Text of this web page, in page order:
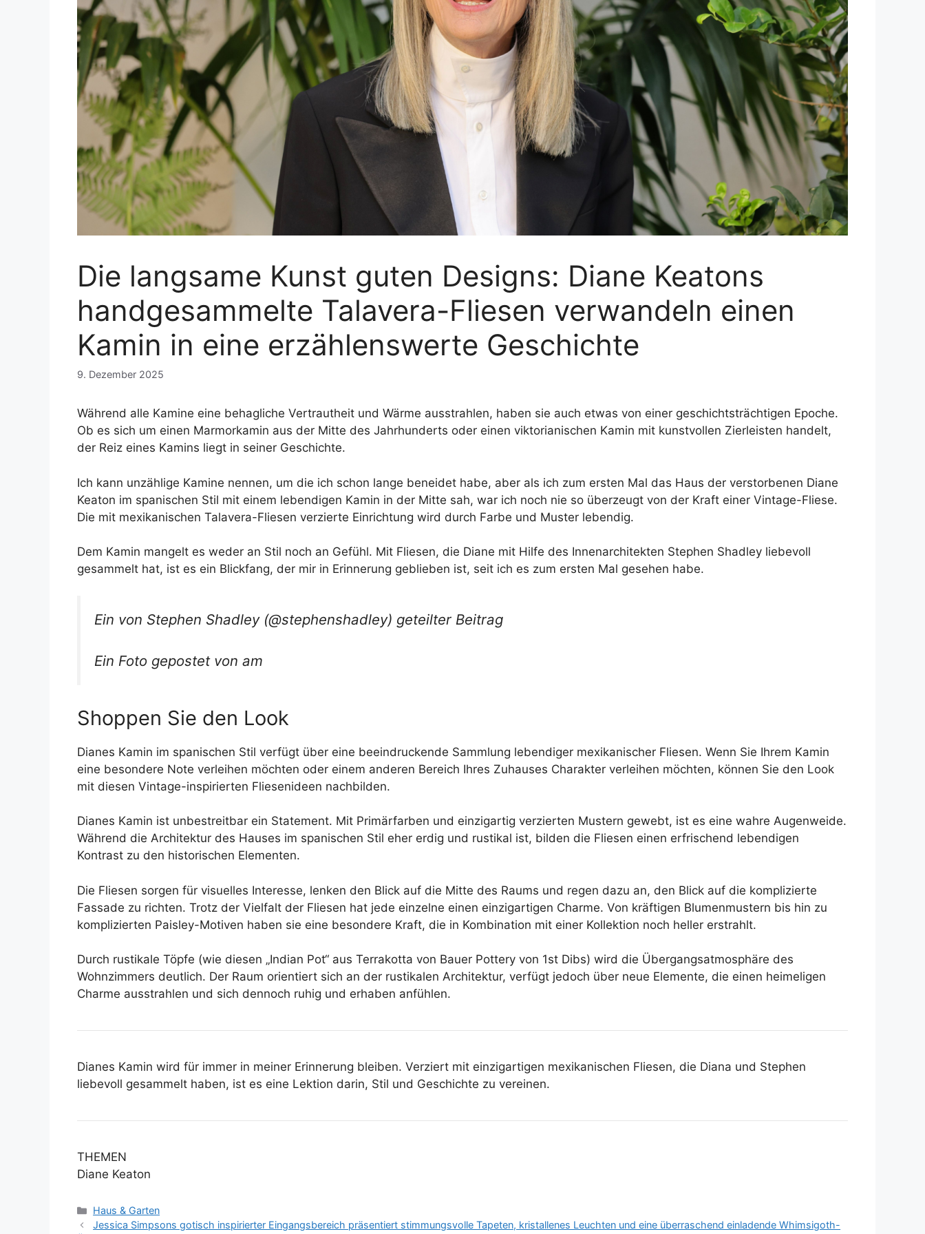
Die langsame Kunst guten Designs: Diane Keatons
handgesammelte Talavera-Fliesen verwandeln einen
Kamin in eine erzählenswerte Geschichte
9. Dezember 2025
Während alle Kamine eine behagliche Vertrautheit und Wärme ausstrahlen, haben sie auch etwas von einer geschichtsträchtigen Epoche.
Ob es sich um einen Marmorkamin aus der Mitte des Jahrhunderts oder einen viktorianischen Kamin mit kunstvollen Zierleisten handelt,
der Reiz eines Kamins liegt in seiner Geschichte.
Ich kann unzählige Kamine nennen, um die ich schon lange beneidet habe, aber als ich zum ersten Mal das Haus der verstorbenen Diane
Keaton im spanischen Stil mit einem lebendigen Kamin in der Mitte sah, war ich noch nie so überzeugt von der Kraft einer Vintage-Fliese.
Die mit mexikanischen Talavera-Fliesen verzierte Einrichtung wird durch Farbe und Muster lebendig.
Dem Kamin mangelt es weder an Stil noch an Gefühl. Mit Fliesen, die Diane mit Hilfe des Innenarchitekten Stephen Shadley liebevoll
gesammelt hat, ist es ein Blickfang, der mir in Erinnerung geblieben ist, seit ich es zum ersten Mal gesehen habe.
Ein von Stephen Shadley (@stephenshadley) geteilter Beitrag
Ein Foto gepostet von am
Shoppen Sie den Look
Dianes Kamin im spanischen Stil verfügt über eine beeindruckende Sammlung lebendiger mexikanischer Fliesen. Wenn Sie Ihrem Kamin
eine besondere Note verleihen möchten oder einem anderen Bereich Ihres Zuhauses Charakter verleihen möchten, können Sie den Look
mit diesen Vintage-inspirierten Fliesenideen nachbilden.
Dianes Kamin ist unbestreitbar ein Statement. Mit Primärfarben und einzigartig verzierten Mustern gewebt, ist es eine wahre Augenweide.
Während die Architektur des Hauses im spanischen Stil eher erdig und rustikal ist, bilden die Fliesen einen erfrischend lebendigen
Kontrast zu den historischen Elementen.
Die Fliesen sorgen für visuelles Interesse, lenken den Blick auf die Mitte des Raums und regen dazu an, den Blick auf die komplizierte
Fassade zu richten. Trotz der Vielfalt der Fliesen hat jede einzelne einen einzigartigen Charme. Von kräftigen Blumenmustern bis hin zu
komplizierten Paisley-Motiven haben sie eine besondere Kraft, die in Kombination mit einer Kollektion noch heller erstrahlt.
Durch rustikale Töpfe (wie diesen „Indian Pot“ aus Terrakotta von Bauer Pottery von 1st Dibs) wird die Übergangsatmosphäre des
Wohnzimmers deutlich. Der Raum orientiert sich an der rustikalen Architektur, verfügt jedoch über neue Elemente, die einen heimeligen
Charme ausstrahlen und sich dennoch ruhig und erhaben anfühlen.
Dianes Kamin wird für immer in meiner Erinnerung bleiben. Verziert mit einzigartigen mexikanischen Fliesen, die Diana und Stephen
liebevoll gesammelt haben, ist es eine Lektion darin, Stil und Geschichte zu vereinen.
THEMEN
Diane Keaton
Kategorien
Haus & Garten
Jessica Simpsons gotisch inspirierter Eingangsbereich präsentiert stimmungsvolle Tapeten, kristallenes Leuchten und eine überraschend einladende Whimsigoth-